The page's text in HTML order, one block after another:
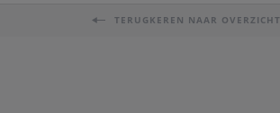
TERUGKEREN NAAR OVERZICHT